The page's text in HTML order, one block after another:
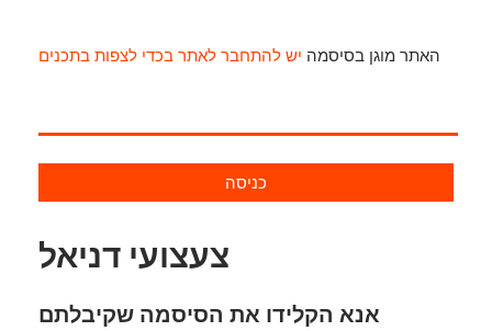
האתר מוגן בסיסמה יש להתחבר לאתר בכדי לצפות בתכנים
כניסה
צעצועי דניאל
אנא הקלידו את הסיסמה שקיבלתם